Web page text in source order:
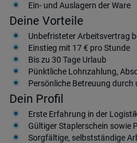
Ein- und Auslagern der Ware
Deine Vorteile
Unbefristeter Arbeitsvertrag
Einstieg mit 17 € pro Stunde
Bis zu 30 Tage Urlaub
Pünktliche Lohnzahlung,
Persönliche Betreuung durch
Dein Profil
Erste Erfahrung in der
Gültiger Staplerschein sowie
Sorgfältige, selbstständige